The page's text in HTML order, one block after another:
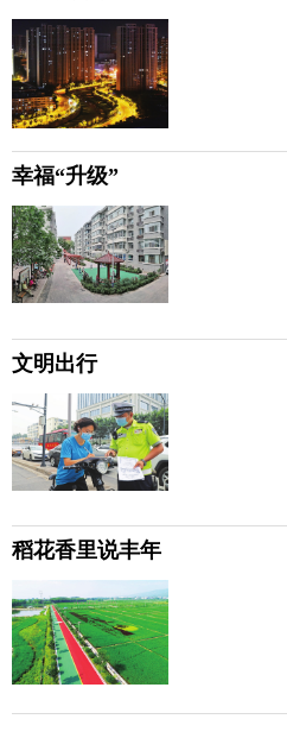
幸福“升级”
文明出行
稻花香里说丰年